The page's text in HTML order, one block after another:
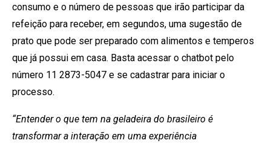
consumo e o número de pessoas que irão participar da
refeição para receber, em segundos, uma sugestão de
prato que pode ser preparado com alimentos e temperos
que já possui em casa. Basta acessar o chatbot pelo
número 11 2873-5047 e se cadastrar para iniciar o
processo.
“Entender o que tem na geladeira do brasileiro é
transformar a interação em uma experiência